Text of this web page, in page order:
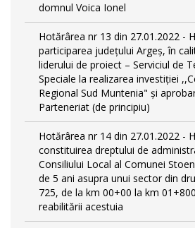
domnul Voica Ionel
Hotărârea nr 13 din 27.01.2022 -
participarea județului Argeș, în
liderului de proiect – Serviciul de
Speciale la realizarea investiției
Regional Sud Muntenia" și
Parteneriat (de principiu)
Hotărârea nr 14 din 27.01.2022 -
constituirea dreptului de
Consiliului Local al Comunei
de 5 ani asupra unui sector din
725, de la km 00+00 la km
reabilitării acestuia